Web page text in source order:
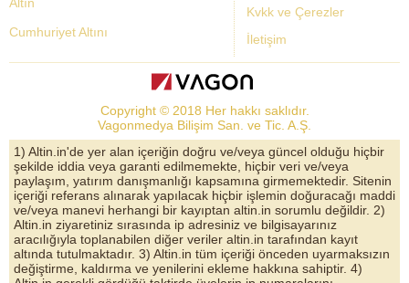
Kvkk ve Çerezler
İletişim
Cumhuriyet Altını
Dolar Kuru
Altın Yorumları
Döviz Kurları
Çeyrek Altın
Bitcoin
Euro/Dolar Parite
Copyright © 2018 Her hakkı saklıdır.
Vagonmedya Bilişim San. ve Tic. A.Ş.
1) Altin.in'de yer alan içeriğin doğru ve/veya güncel olduğu hiçbir
şekilde iddia veya garanti edilmemekte, hiçbir veri ve/veya
paylaşım, yatırım danışmanlığı kapsamına girmemektedir. Sitenin
içeriği referans alınarak yapılacak hiçbir işlemin doğuracağı maddi
ve/veya manevi herhangi bir kayıptan altin.in sorumlu değildir. 2)
Altin.in ziyaretiniz sırasında ip adresiniz ve bilgisayarınız
aracılığıyla toplanabilen diğer veriler altin.in tarafından kayıt
altında tutulmaktadır. 3) Altin.in tüm içeriği önceden uyarmaksızın
değiştirme, kaldırma ve yenilerini ekleme hakkına sahiptir. 4)